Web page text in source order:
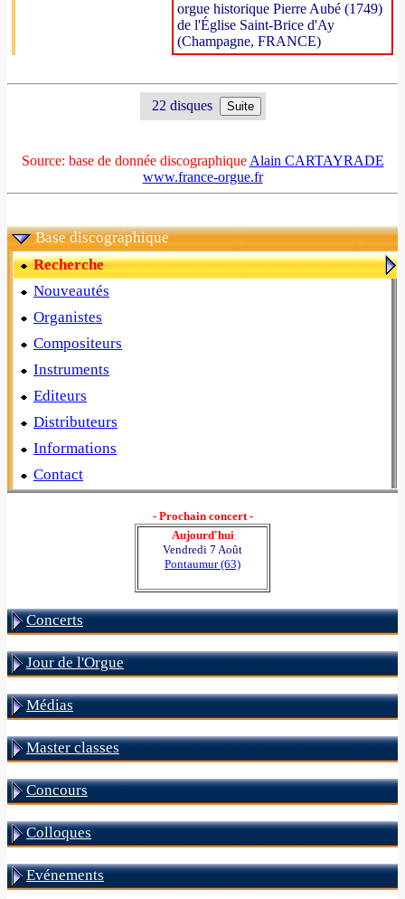
orgue historique Pierre Aubé (1749)
de l'Église Saint-Brice d'Ay
(Champagne, FRANCE)
22 disques
Source: base de donnée discographique Alain CARTAYRADE
www.france-orgue.fr
Base discographique
Recherche
Nouveautés
Organistes
Compositeurs
Instruments
Editeurs
Distributeurs
Informations
Contact
- Prochain concert -
Aujourd'hui
Vendredi 7 Août
Pontaumur (63)
Concerts
Jour de l'Orgue
Médias
Master classes
Concours
Colloques
Evénements